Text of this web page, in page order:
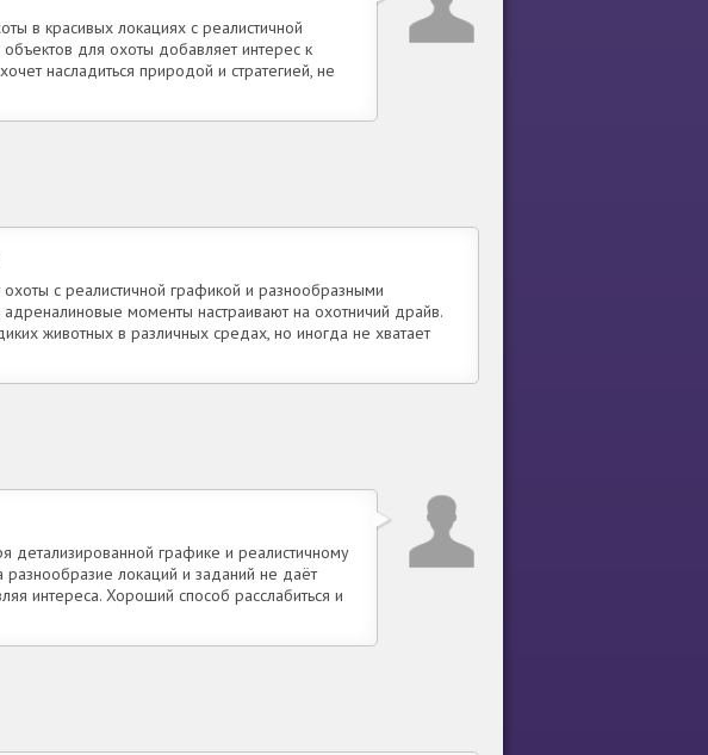
в красивых локациях с реалистичной
для охоты добавляет интерес к
насладиться природой и стратегией, не
с реалистичной графикой и разнообразными
адреналиновые моменты настраивают на охотничий драйв.
животных в различных средах, но иногда не хватает
детализированной графике и реалистичному
локаций и заданий не даёт
интереса. Хороший способ расслабиться и